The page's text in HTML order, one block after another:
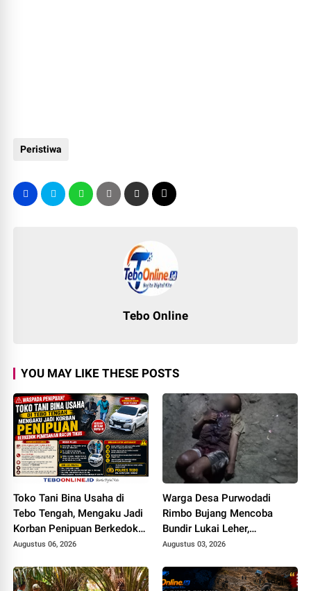
Peristiwa
Tebo Online
YOU MAY LIKE THESE POSTS
Toko Tani Bina Usaha di
Tebo Tengah, Mengaku Jadi
Korban Penipuan Berkedok
Pemesanan Racun Tikus
Augustus 06, 2026
Warga Desa Purwodadi
Rimbo Bujang Mencoba
Bundir Lukai Leher,
Sebelumnya Pernah Potong
Augustus 03, 2026